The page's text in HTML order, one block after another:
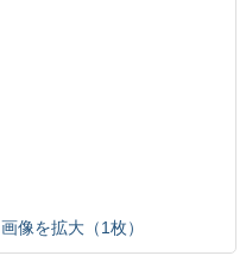
画像を拡大（1枚）